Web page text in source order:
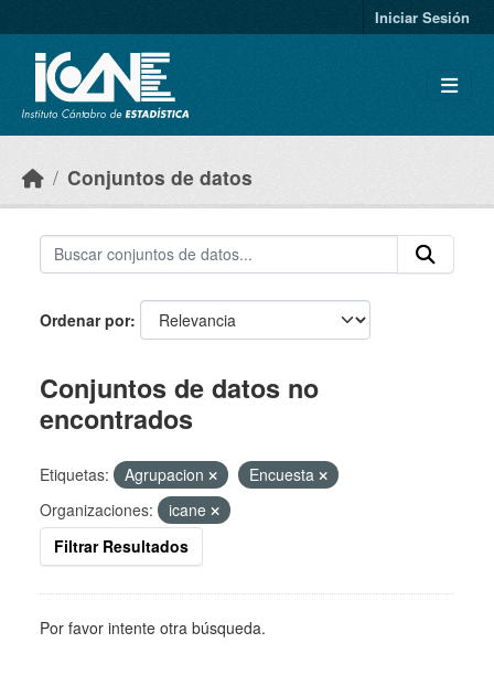
Iniciar Sesión
Conjuntos de datos
Ordenar por
Conjuntos de datos no
encontrados
Etiquetas: Agrupacion
Encuesta
Organizaciones:
icane
Filtrar Resultados
Por favor intente otra búsqueda.